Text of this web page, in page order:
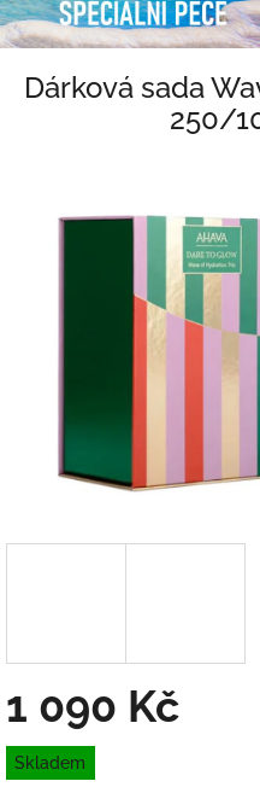
Dárková sada
250/
1 090 Kč
Měrná
cena:
Skladem